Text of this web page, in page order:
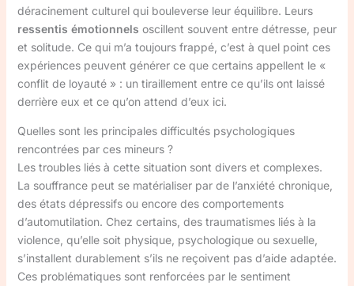
déracinement culturel qui bouleverse leur équilibre. Leurs
ressentis émotionnels oscillent souvent entre détresse, peur
et solitude. Ce qui m’a toujours frappé, c’est à quel point ces
expériences peuvent générer ce que certains appellent le «
conflit de loyauté » : un tiraillement entre ce qu’ils ont laissé
derrière eux et ce qu’on attend d’eux ici.
Quelles sont les principales difficultés psychologiques
rencontrées par ces mineurs ?
Les troubles liés à cette situation sont divers et complexes.
La souffrance peut se matérialiser par de l’anxiété chronique,
des états dépressifs ou encore des comportements
d’automutilation. Chez certains, des traumatismes liés à la
violence, qu’elle soit physique, psychologique ou sexuelle,
s’installent durablement s’ils ne reçoivent pas d’aide adaptée.
Ces problématiques sont renforcées par le sentiment